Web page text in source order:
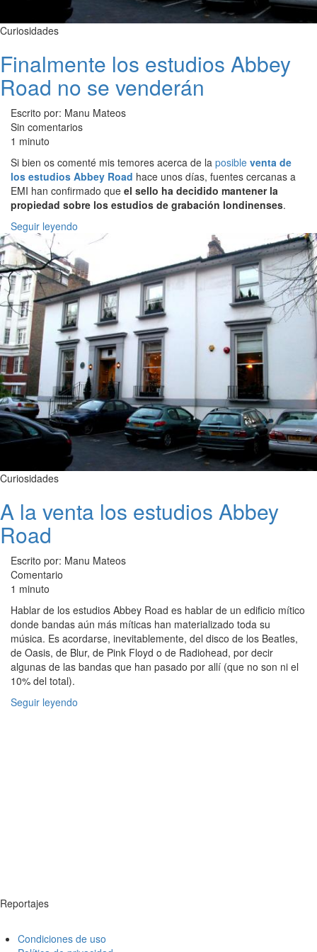
Curiosidades
Finalmente los estudios Abbey
Road no se venderán
Escrito por: Manu Mateos
Sin comentarios
1 minuto
Si bien os comenté mis temores acerca de la posible venta de
los estudios Abbey Road hace unos días, fuentes cercanas a
EMI han confirmado que el sello ha decidido mantener la
propiedad sobre los estudios de grabación londinenses.
Seguir leyendo
Curiosidades
A la venta los estudios Abbey
Road
Escrito por: Manu Mateos
Comentario
1 minuto
Hablar de los estudios Abbey Road es hablar de un edificio mítico
donde bandas aún más míticas han materializado toda su
música. Es acordarse, inevitablemente, del disco de los Beatles,
de Oasis, de Blur, de Pink Floyd o de Radiohead, por decir
algunas de las bandas que han pasado por allí (que no son ni el
10% del total).
Seguir leyendo
Reportajes
Condiciones de uso